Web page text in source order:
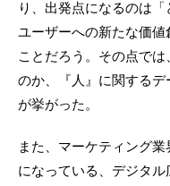
り、出発点になるのは
ユーザーへの新たな価
ことだろう。その点で
のか、『人』に関する
が挙がった。
また、マーケティング
になっている、デジタ